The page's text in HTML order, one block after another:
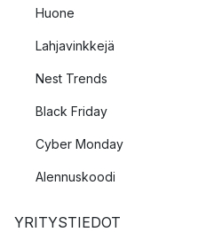
Huone
Lahjavinkkejä
Nest Trends
Black Friday
Cyber Monday
Alennuskoodi
YRITYSTIEDOT